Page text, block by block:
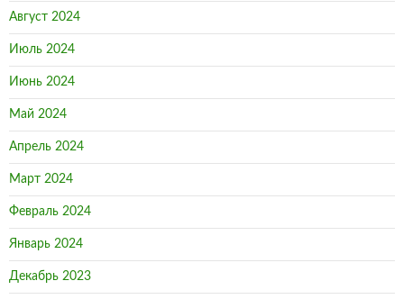
Август 2024
Июль 2024
Июнь 2024
Май 2024
Апрель 2024
Март 2024
Февраль 2024
Январь 2024
Декабрь 2023